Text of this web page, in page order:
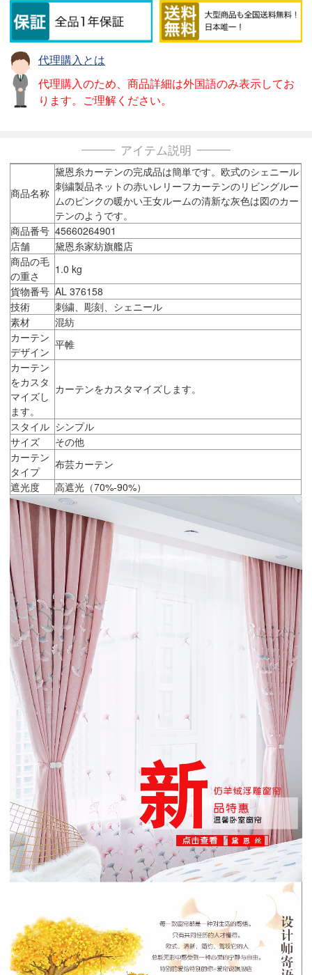
代理購入とは
代理購入のため、商品詳細は外国語のみ表示してお
ります。ご理解ください。
アイテム説明
商品名称
黛恩糸カーテンの完成品は簡単です。欧式のシェニール
刺繍製品ネットの赤いレリーフカーテンのリビングルー
ムのピンクの暖かい王女ルームの清新な灰色は図のカー
テンのようです。
商品番号 45660264901
店舗
黛恩糸家紡旗艦店
商品の毛
の重さ
1.0 kg
貨物番号 AL 376158
技術
刺繍、彫刻、シェニール
素材
混紡
カーテン
デザイン
平帷
カーテン
をカスタ
マイズし
ます。
カーテンをカスタマイズします。
スタイル シンプル
サイズ
その他
カーテン
タイプ
布芸カーテン
遮光度
高遮光（70%-90%）